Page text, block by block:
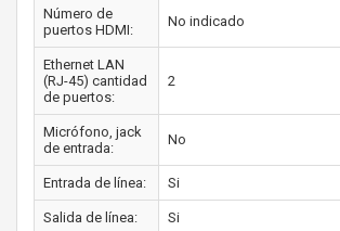
Número de
puertos HDMI:
No indicado
Ethernet LAN
(RJ-45) cantidad
de puertos:
2
Micrófono, jack
de entrada:
No
Entrada de línea: Si
Salida de línea: Si